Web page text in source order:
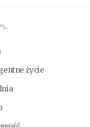
życie